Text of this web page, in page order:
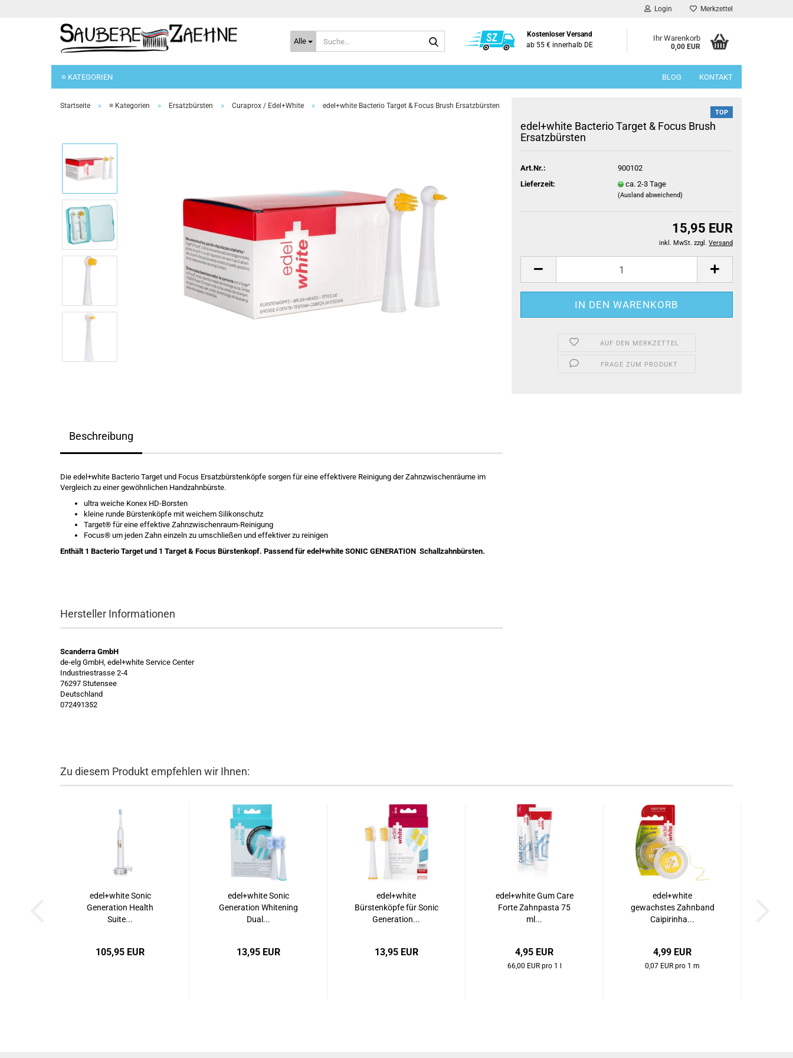
Login Merkzettel
Alle
Kostenloser Versand
ab 55 € innerhalb DE
Ihr Warenkorb
0,00 EUR
≡ KATEGORIEN BLOG KONTAKT
Startseite » ≡ Kategorien » Ersatzbürsten » Curaprox / Edel+White » edel+white Bacterio Target & Focus Brush Ersatzbürsten
TOP
edel+white Bacterio Target & Focus Brush
Ersatzbürsten
Art.Nr.:
900102
Lieferzeit:
ca. 2-3 Tage
(Ausland abweichend)
15,95 EUR
inkl. MwSt. zzgl. Versand
AUF DEN MERKZETTEL
FRAGE ZUM PRODUKT
Beschreibung
Die edel+white Bacterio Target und Focus Ersatzbürstenköpfe sorgen für eine effektivere Reinigung der Zahnzwischenräume im
Vergleich zu einer gewöhnlichen Handzahnbürste.
ultra weiche Konex HD-Borsten
kleine runde Bürstenköpfe mit weichem Silikonschutz
Target® für eine effektive Zahnzwischenraum-Reinigung
Focus® um jeden Zahn einzeln zu umschließen und effektiver zu reinigen
Enthält 1 Bacterio Target und 1 Target & Focus Bürstenkopf​. Passend für edel+white SONIC GENERATION Schallzahnbürsten.
Hersteller Informationen
Scanderra GmbH
de-elg GmbH, edel+white Service Center
Industriestrasse 2-4
76297 Stutensee
Deutschland
072491352
Zu diesem Produkt empfehlen wir Ihnen:
edel+white Sonic
Generation Health
Suite...
105,95 EUR
edel+white Sonic
Generation Whitening
Dual...
13,95 EUR
edel+white
Bürstenköpfe für Sonic
Generation...
13,95 EUR
edel+white Gum Care
Forte Zahnpasta 75
ml...
4,95 EUR
66,00 EUR pro 1 l
edel+white
gewachstes Zahnband
Caipirinha...
4,99 EUR
0,07 EUR pro 1 m